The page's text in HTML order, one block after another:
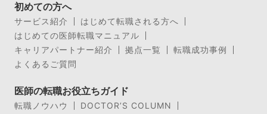
初めての方へ
サービス紹介
はじめて転職される方へ
はじめての医師転職マニュアル
キャリアパートナー紹介
拠点一覧
転職成功事例
よくあるご質問
医師の転職お役立ちガイド
転職ノウハウ
DOCTOR’S COLUMN